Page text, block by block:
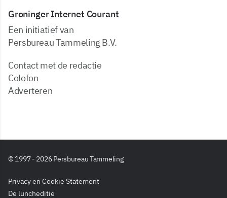
Groninger Internet Courant
Een initiatief van
Persbureau Tammeling B.V.
Contact met de redactie
Colofon
Adverteren
© 1997 - 2026 Persbureau Tammeling
Privacy en Cookie Statement
De luncheditie